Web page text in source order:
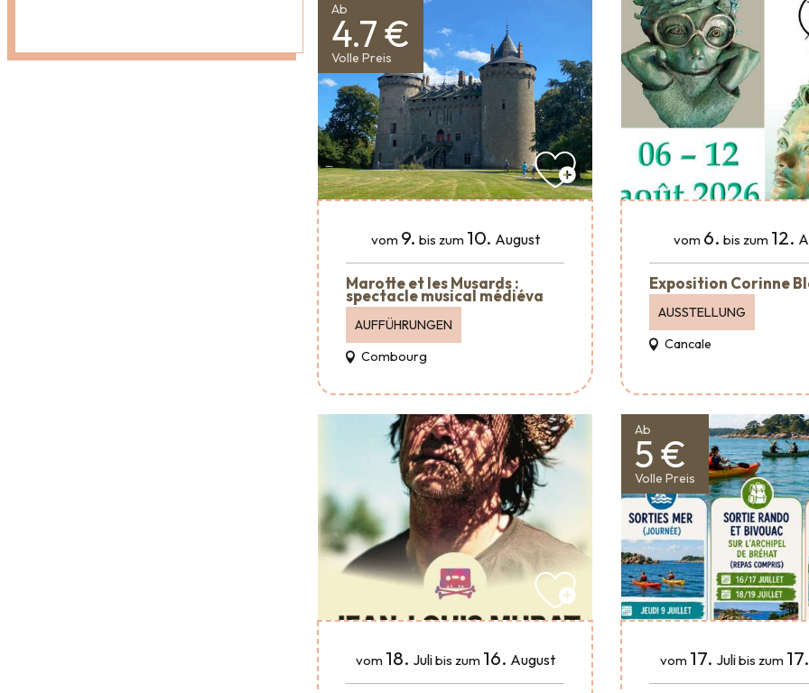
Ab
4.7 €
Volle Preis
vom 9. bis zum 10. August
Marotte et les Musards :
spectacle musical médiéva
AUFFÜHRUNGEN
Combourg
vom 6. bis zum 12.
Exposition Corinne
AUSSTELLUNG
Cancale
vom 18. Julibis zum 16. August
Ab
5 €
Volle Preis
vom 17. Julibis zum 17.